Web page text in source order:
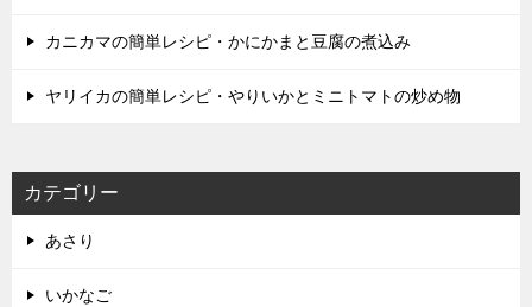
カニカマの簡単レシピ・かにかまと豆腐の煮込み
ヤリイカの簡単レシピ・やりいかとミニトマトの炒め物
カテゴリー
あさり
いかなご